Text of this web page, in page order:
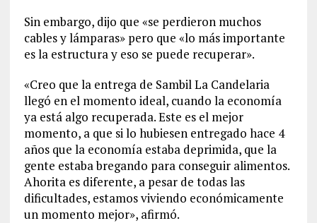
Sin embargo, dijo que «se perdieron muchos
cables y lámparas» pero que «lo más importante
es la estructura y eso se puede recuperar».
«Creo que la entrega de Sambil La Candelaria
llegó en el momento ideal, cuando la economía
ya está algo recuperada. Este es el mejor
momento, a que si lo hubiesen entregado hace 4
años que la economía estaba deprimida, que la
gente estaba bregando para conseguir alimentos.
Ahorita es diferente, a pesar de todas las
dificultades, estamos viviendo económicamente
un momento mejor», afirmó.